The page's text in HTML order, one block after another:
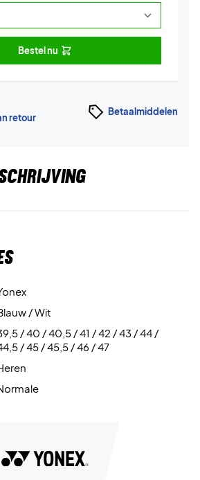
Bestel nu
retour
Betaalmiddelen
/ Wit
/ 40 / 40,5 / 41 / 42 / 43 / 44 /
/ 45 / 45,5 / 46 / 47